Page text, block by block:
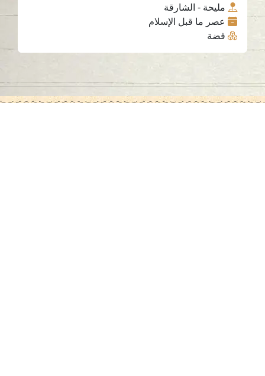
مليحة - الشارقة
عصر ما قبل الإسلام
فضة